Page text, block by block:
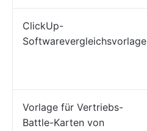
ClickUp-
Softwarevergleichsvorlage
Vorlage für Vertriebs-
Battle-Karten von